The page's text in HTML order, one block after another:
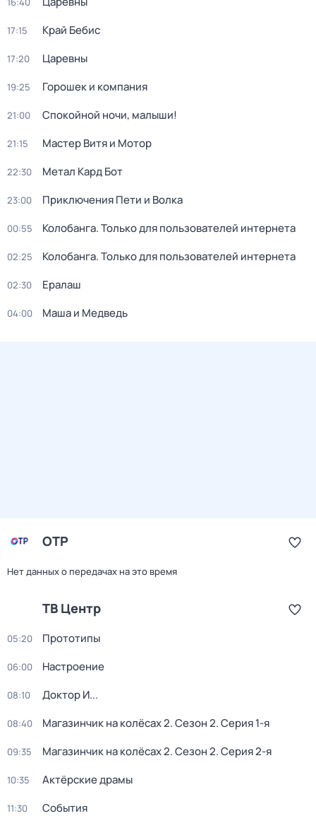
17:15 Край Бебис
17:20 Царевны
19:25 Горошек и компания
21:00 Спокойной ночи, малыши!
21:15 Мастер Витя и Мотор
22:30 Метал Кард Бот
23:00 Приключения Пети и Волка
00:55 Колобанга. Только для пользователей интернета
02:25 Колобанга. Только для пользователей интернета
02:30 Ералаш
04:00 Маша и Медведь
ОТР
Нет данных о передачах на это время
ТВ Центр
05:20 Прототипы
06:00 Настроение
08:10 Доктор И...
08:40 Магазинчик на колёсах 2. Сезон 2. Серия 1-я
09:35 Магазинчик на колёсах 2. Сезон 2. Серия 2-я
10:35 Актёрские драмы
11:30 События